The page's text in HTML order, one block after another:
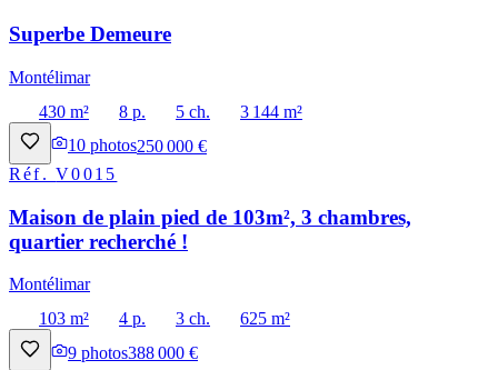
Superbe Demeure
Montélimar
430 m²
8 p. 5 ch.
3 144 m²
10 photos250 000 €
Réf.V0015
Maison de plain pied de 103m², 3 chambres,
quartier recherché !
Montélimar
103 m²
4 p. 3 ch.
625 m²
9 photos388 000 €